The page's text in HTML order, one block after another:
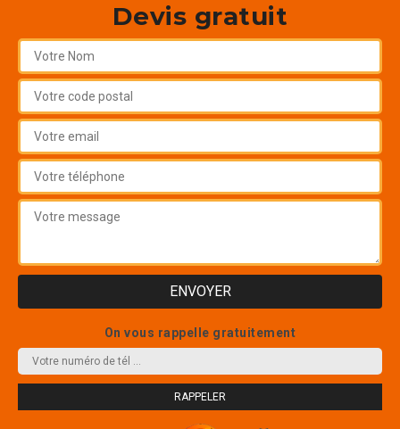
Devis gratuit
On vous rappelle gratuitement